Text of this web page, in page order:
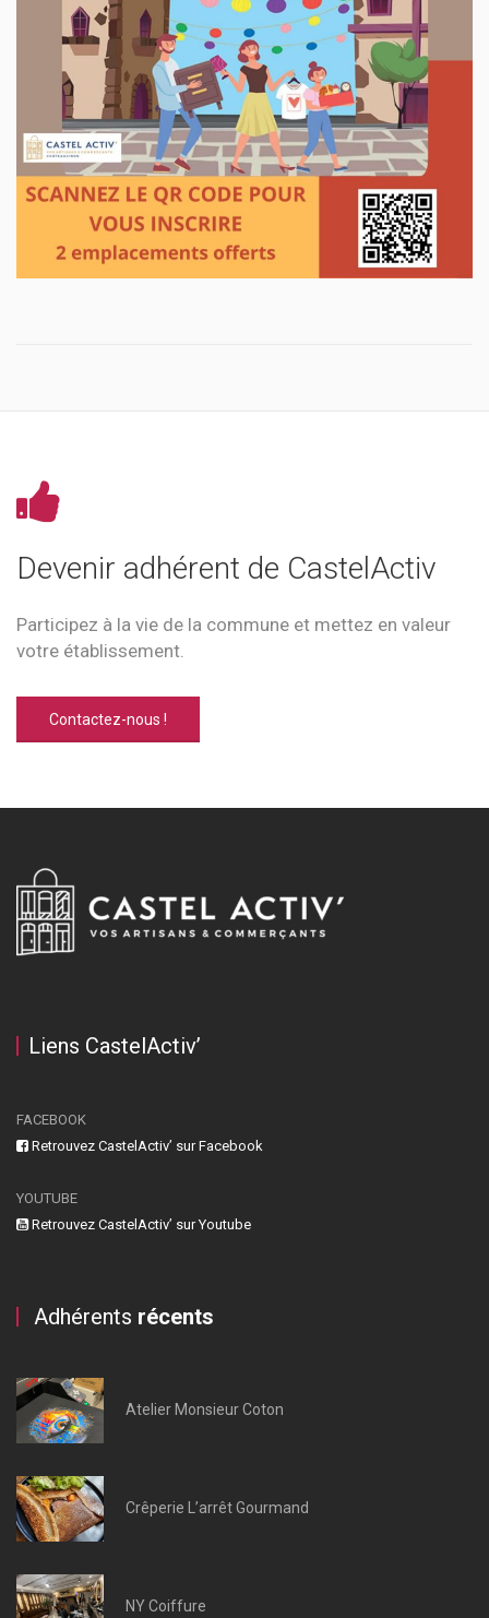
Devenir adhérent de CastelActiv
Participez à la vie de la commune et mettez en valeur
votre établissement.
Contactez-nous !
Liens CastelActiv’
FACEBOOK
Retrouvez CastelActiv’ sur Facebook
YOUTUBE
Retrouvez CastelActiv’ sur Youtube
Adhérents récents
Atelier Monsieur Coton
Crêperie L’arrêt Gourmand
NY Coiffure